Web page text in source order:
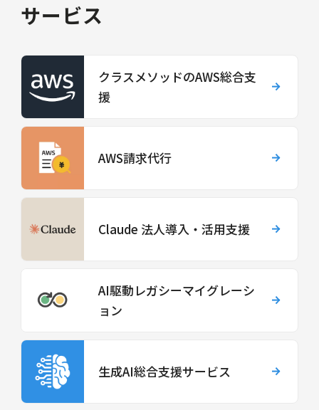
サービス
クラスメソッドのAWS総合支
援
AWS請求代行
Claude 法人導入・活用支援
AI駆動レガシーマイグレーシ
ョン
生成AI総合支援サービス